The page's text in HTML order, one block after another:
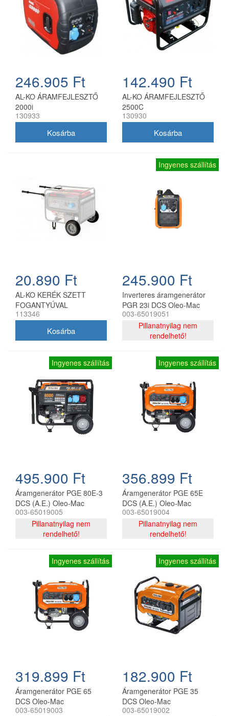
246.905 Ft
AL-KO ÁRAMFEJLESZTŐ
2000i
130933
142.490 Ft
AL-KO ÁRAMFEJLESZTŐ
2500C
130930
20.890 Ft
AL-KO KERÉK SZETT
FOGANTYÚVAL
2500+3500+6500
113346
Ingyenes szállítás
245.900 Ft
Inverteres áramgenerátor
PGR 23i DCS Oleo-Mac
003-65019051
Pillanatnyilag nem
rendelhető!
Ingyenes szállítás
495.900 Ft
Áramgenerátor PGE 80E-3
DCS (A.E.) Oleo-Mac
003-65019005
Pillanatnyilag nem
rendelhető!
Ingyenes szállítás
356.899 Ft
Áramgenerátor PGE 65E
DCS (A.E.) Oleo-Mac
003-65019004
Pillanatnyilag nem
rendelhető!
Ingyenes szállítás
319.899 Ft
Áramgenerátor PGE 65
DCS Oleo-Mac
003-65019003
Ingyenes szállítás
182.900 Ft
Áramgenerátor PGE 35
DCS Oleo-Mac
003-65019002